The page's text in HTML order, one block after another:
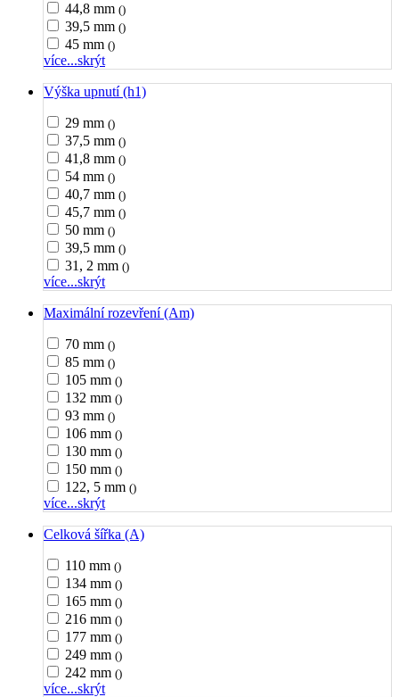
44,8 mm ()
39,5 mm ()
45 mm ()
více...skrýt
Výška upnutí (h1)
29 mm ()
37,5 mm ()
41,8 mm ()
54 mm ()
40,7 mm ()
45,7 mm ()
50 mm ()
39,5 mm ()
31, 2 mm ()
více...skrýt
Maximální rozevření (Am)
70 mm ()
85 mm ()
105 mm ()
132 mm ()
93 mm ()
106 mm ()
130 mm ()
150 mm ()
122, 5 mm ()
více...skrýt
Celková šířka (A)
110 mm ()
134 mm ()
165 mm ()
216 mm ()
177 mm ()
249 mm ()
242 mm ()
více...skrýt